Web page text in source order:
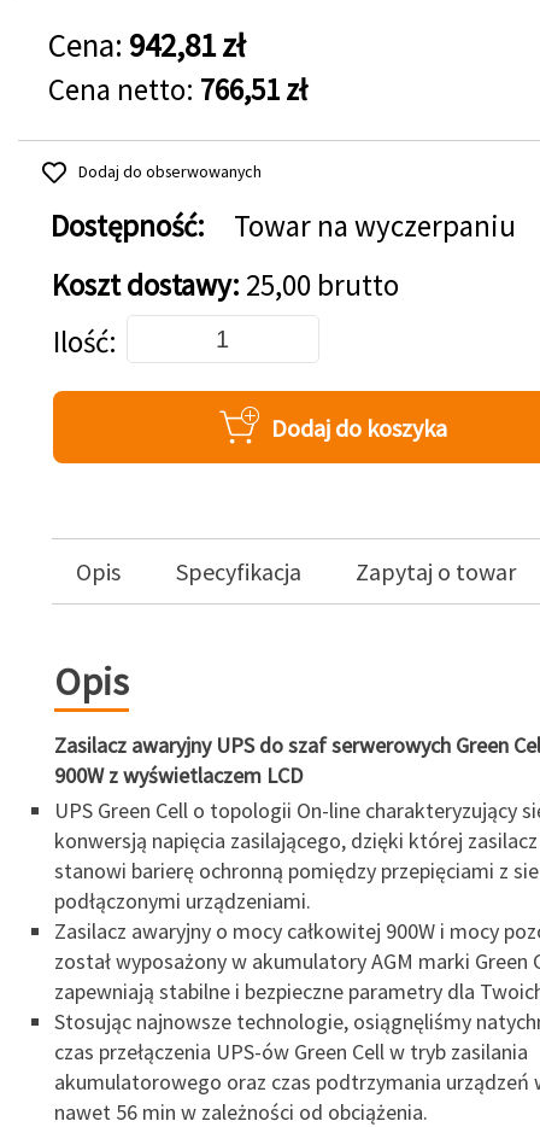
Cena: 942,81 zł
Cena netto: 766,51 zł
Dodaj do obserwowanych
Dostępność:
Towar na wyczerpaniu
Koszt dostawy: 25,00 brutto
Dodaj do koszyka
Ilość
Dodaj do koszyka
Opis Specyfikacja Zapytaj o towar
Opis
Zasilacz awaryjny UPS do szaf serwerowych Green
900W z wyświetlaczem LCD
UPS Green Cell o topologii On-line charakteryzujący
konwersją napięcia zasilającego, dzięki której
stanowi barierę ochronną pomiędzy przepięciami z
podłączonymi urządzeniami.
Zasilacz awaryjny o mocy całkowitej 900W i mocy
został wyposażony w akumulatory AGM marki Green
zapewniają stabilne i bezpieczne parametry dla
Stosując najnowsze technologie, osiągnęliśmy
czas przełączenia UPS-ów Green Cell w tryb zasilania
akumulatorowego oraz czas podtrzymania urządzeń
nawet 56 min w zależności od obciążenia.